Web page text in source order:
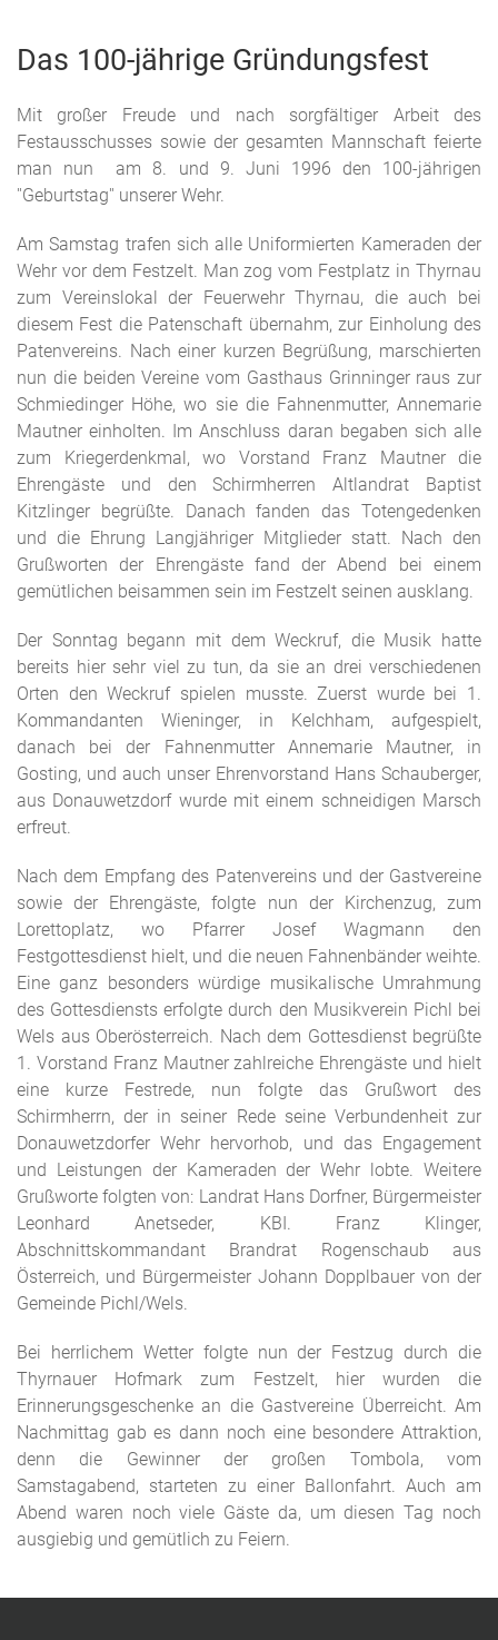
Das 100-jährige Gründungsfest
Mit großer Freude und nach sorgfältiger Arbeit des
Festausschusses sowie der gesamten Mannschaft feierte
man nun
am 8. und 9. Juni 1996 den 100-jährigen
''Geburtstag'' unserer Wehr.
Am Samstag trafen sich alle Uniformierten Kameraden der
Wehr vor dem Festzelt. Man zog vom Festplatz in Thyrnau
zum Vereinslokal der Feuerwehr Thyrnau, die auch bei
diesem Fest die Patenschaft übernahm, zur Einholung des
Patenvereins. Nach einer kurzen Begrüßung, marschierten
nun die beiden Vereine vom Gasthaus Grinninger raus zur
Schmiedinger Höhe, wo sie die Fahnenmutter, Annemarie
Mautner einholten. Im Anschluss daran begaben sich alle
zum Kriegerdenkmal, wo Vorstand Franz Mautner die
Ehrengäste und den Schirmherren Altlandrat Baptist
Kitzlinger begrüßte. Danach fanden das Totengedenken
und die Ehrung Langjähriger Mitglieder statt. Nach den
Grußworten der Ehrengäste fand der Abend bei einem
gemütlichen beisammen sein im Festzelt seinen ausklang.
Der Sonntag begann mit dem Weckruf, die Musik hatte
bereits hier sehr viel zu tun, da sie an drei verschiedenen
Orten den Weckruf spielen musste. Zuerst wurde bei 1.
Kommandanten Wieninger, in Kelchham, aufgespielt,
danach bei der Fahnenmutter Annemarie Mautner, in
Gosting, und auch unser Ehrenvorstand Hans Schauberger,
aus Donauwetzdorf wurde mit einem schneidigen Marsch
erfreut.
Nach dem Empfang des Patenvereins und der Gastvereine
sowie der Ehrengäste, folgte nun der Kirchenzug, zum
Lorettoplatz, wo Pfarrer Josef Wagmann den
Festgottesdienst hielt, und die neuen Fahnenbänder weihte.
Eine ganz besonders würdige musikalische Umrahmung
des Gottesdiensts erfolgte durch den Musikverein Pichl bei
Wels aus Oberösterreich. Nach dem Gottesdienst begrüßte
1. Vorstand Franz Mautner zahlreiche Ehrengäste und hielt
eine kurze Festrede, nun folgte das Grußwort des
Schirmherrn, der in seiner Rede seine Verbundenheit zur
Donauwetzdorfer Wehr hervorhob, und das Engagement
und Leistungen der Kameraden der Wehr lobte. Weitere
Grußworte folgten von: Landrat Hans Dorfner, Bürgermeister
Leonhard Anetseder, KBI. Franz Klinger,
Abschnittskommandant Brandrat Rogenschaub aus
Österreich, und Bürgermeister Johann Dopplbauer von der
Gemeinde Pichl/Wels.
Bei herrlichem Wetter folgte nun der Festzug durch die
Thyrnauer Hofmark zum Festzelt, hier wurden die
Erinnerungsgeschenke an die Gastvereine Überreicht. Am
Nachmittag gab es dann noch eine besondere Attraktion,
denn die Gewinner der großen Tombola, vom
Samstagabend, starteten zu einer Ballonfahrt. Auch am
Abend waren noch viele Gäste da, um diesen Tag noch
ausgiebig und gemütlich zu Feiern.